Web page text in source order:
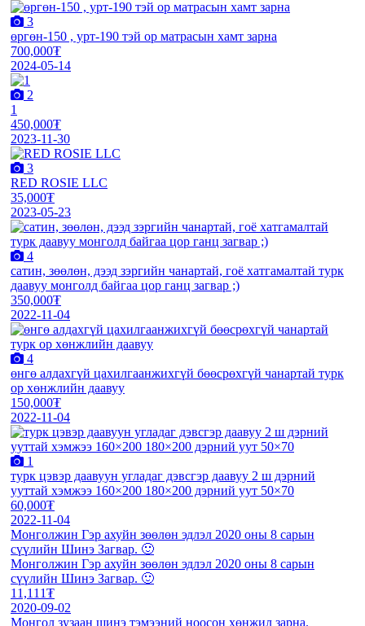
3
өргөн-150 , урт-190 тэй ор матрасын хамт зарна
700,000₮
2024-05-14
2
1
450,000₮
2023-11-30
3
RED ROSIE LLC
35,000₮
2023-05-23
4
сатин, зөөлөн, дээд зэргийн чанартай, гоё хатгамалтай турк
даавуу монголд байгаа цор ганц загвар ;)
350,000₮
2022-11-04
4
өнгө алдахгүй цахилгаанжихгүй бөөсрөхгүй чанартай турк
ор хөнжлийн даавуу
150,000₮
2022-11-04
1
турк цэвэр даавуун угладаг дэвсгэр даавуу 2 ш дэрний
ууттай хэмжээ 160×200 180×200 дэрний уут 50×70
60,000₮
2022-11-04
Монголжин Гэр ахуйн зөөлөн эдлэл 2020 оны 8 сарын
сүүлийн Шинэ Загвар. 🙂
Монголжин Гэр ахуйн зөөлөн эдлэл 2020 оны 8 сарын
сүүлийн Шинэ Загвар. 🙂
11,111₮
2020-09-02
Монгол зузаан шинэ тэмээний ноосон хөнжил зарна.